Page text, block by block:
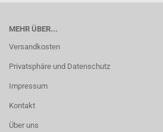
MEHR ÜBER...
Versandkosten
Privatsphäre und Datenschutz
Impressum
Kontakt
Über uns